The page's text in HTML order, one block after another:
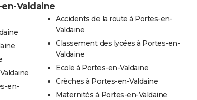
Valdaine
en-
Accidents de la route à Portes-en-
Valdaine
Classement des lycées à Portes-en-
Valdaine
Ecole à Portes-en-Valdaine
Crèches à Portes-en-Valdaine
Maternités à Portes-en-Valdaine